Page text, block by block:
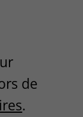
de
.